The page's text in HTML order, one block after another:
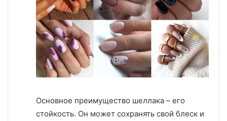
Основное преимущество шеллака – его
стойкость. Он может сохранять свой блеск и